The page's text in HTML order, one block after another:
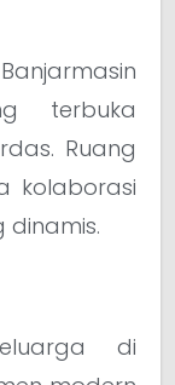
terbuka
Ruang
kolaborasi
dinamis.
di